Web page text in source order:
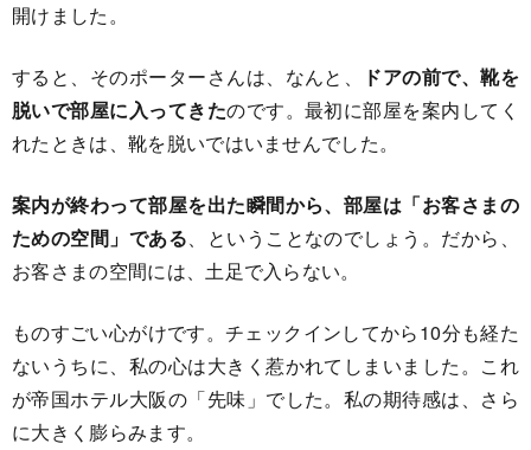
開けました。
すると、そのポーターさんは、なんと、
ドアの前で、靴を
脱いで部屋に入ってきたのです。最初に部屋を案内してく
れたときは、靴を脱いではいませんでした。
案内が終わって部屋を出た瞬間から、部屋は「お客さまの
ための空間」である、ということなのでしょう。だから、
お客さまの空間には、土足で入らない。
ものすごい心がけです。チェックインしてから10分も経た
ないうちに、私の心は大きく惹かれてしまいました。これ
が帝国ホテル大阪の「先味」でした。私の期待感は、さら
に大きく膨らみます。